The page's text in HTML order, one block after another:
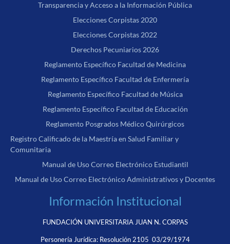
Transparencia y Acceso a la Información Pública
Elecciones Corpistas 2020
Elecciones Corpistas 2022
Derechos Pecuniarios 2026
Reglamento Específico Facultad de Medicina
Reglamento Específico Facultad de Enfermería
Reglamento Específico Facultad de Música
Reglamento Específico Facultad de Educación
Reglamento Posgrados Médico Quirúrgicos
Registro Calificado de la Maestría en Salud Familiar y
Comunitaria
Manual de Uso Correo Electrónico Estudiantil
Manual de Uso Correo Electrónico Administrativos y Docentes
Información Institucional
FUNDACIÓN UNIVERSITARIA JUAN N. CORPAS
Personería Jurídica: Resolución 2105 03/29/1974